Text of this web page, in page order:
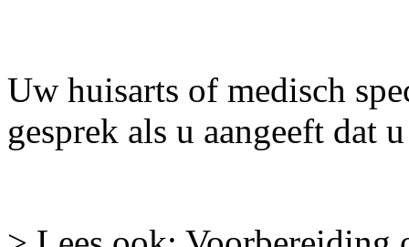
Uw huisarts of medisch
gesprek als u aangeeft dat